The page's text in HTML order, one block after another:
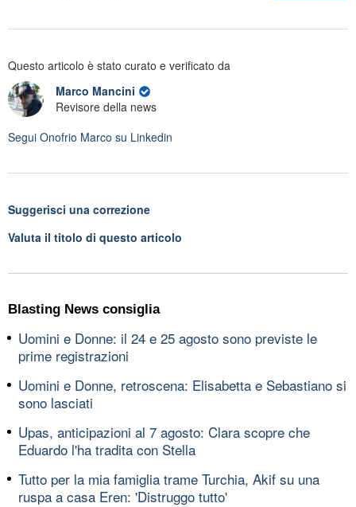
Questo articolo è stato curato e verificato da
Marco Mancini
Revisore della news
Segui Onofrio Marco su Linkedin
Suggerisci una correzione
Valuta il titolo di questo articolo
Blasting News consiglia
Uomini e Donne: il 24 e 25 agosto sono previste le
prime registrazioni
Uomini e Donne, retroscena: Elisabetta e Sebastiano si
sono lasciati
Upas, anticipazioni al 7 agosto: Clara scopre che
Eduardo l'ha tradita con Stella
Tutto per la mia famiglia trame Turchia, Akif su una
ruspa a casa Eren: 'Distruggo tutto'